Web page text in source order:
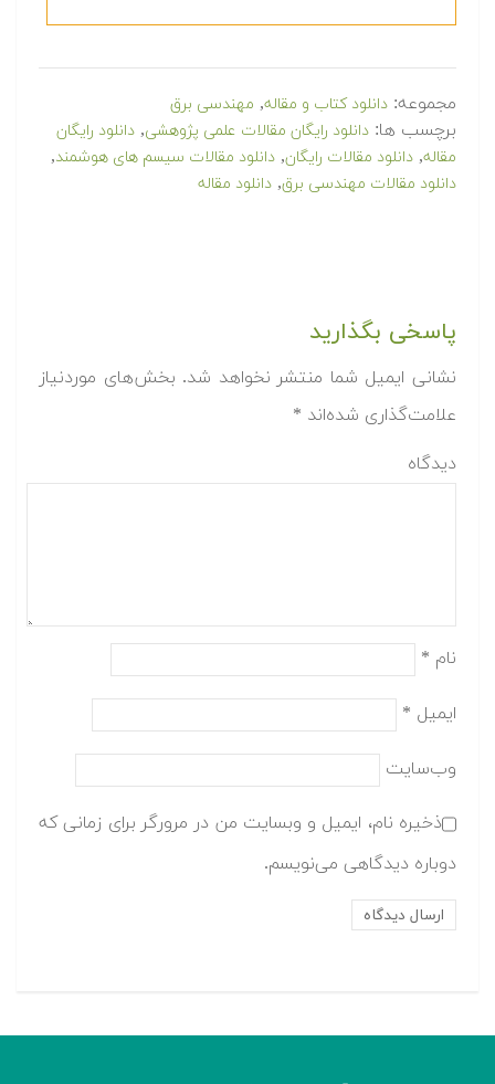
مجموعه: دانلود کتاب و مقاله, مهندسی برق
برچسب ها: دانلود رایگان مقالات علمی پژوهشی, دانلود رایگان
مقاله, دانلود مقالات رایگان, دانلود مقالات سیسم های هوشمند,
دانلود مقالات مهندسی برق, دانلود مقاله
پاسخی بگذارید
نشانی ایمیل شما منتشر نخواهد شد. بخش‌های موردنیاز
علامت‌گذاری شده‌اند *
دیدگاه
نام *
ایمیل *
وب‌سایت
ذخیره نام، ایمیل و وبسایت من در مرورگر برای زمانی که
دوباره دیدگاهی می‌نویسم.